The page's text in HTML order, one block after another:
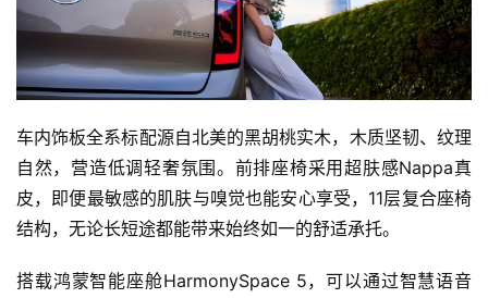
首
页
智
车
时
车内饰板全系标配源自北美的黑胡桃实木，木质坚韧、纹理
自然，营造低调轻奢氛围。前排座椅采用超肤感Nappa真
皮，即便最敏感的肌肤与嗅觉也能安心享受，11层复合座椅
结构，无论长短途都能带来始终如一的舒适承托。
搭载鸿蒙智能座舱HarmonySpace 5，可以通过智慧语音